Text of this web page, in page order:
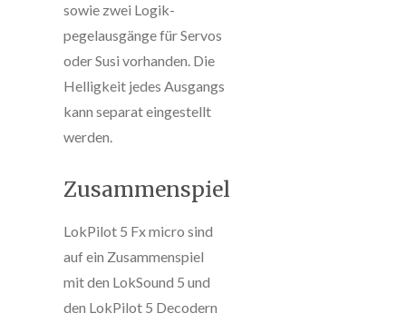
sowie zwei Logik-
pegelausgänge für Servos
oder Susi vorhanden. Die
Helligkeit jedes Ausgangs
kann separat eingestellt
werden.
Zusammenspiel
LokPilot 5 Fx micro sind
auf ein Zusammenspiel
mit den LokSound 5 und
den LokPilot 5 Decodern